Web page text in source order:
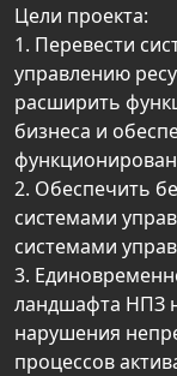
Цели проекта:
1. Перевести
управлению
расширить
бизнеса и
2. Обеспечить
системами
системами
3.
ландшафта НПЗ
нарушения
процессов